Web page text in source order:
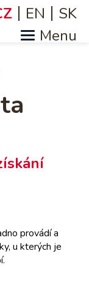
EN SK
provádí a
u kterých je